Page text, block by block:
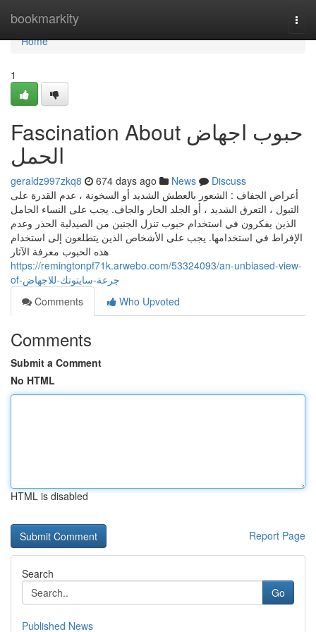
bookmarkity
Home
Home
1
Fascination About حبوب اجهاض
الحمل
geraldz997zkq8 674 days ago News
Discuss
أعراض الجفاف : الشعور بالعطش الشديد أو السخونة ، عدم القدرة على
التبول ، التعرق الشديد ، أو الجلد الحار والجاف. يجب على النساء الحامل
الذين يفكرون في استخدام حبوب تنزل الجنين من الصيدلية الحذر وعدم
الإفراط في استخدامها. يجب على الأشخاص الذين يتطلعون إلى استخدام
هذه الحبوب معرفة الآثار
https://remingtonpf71k.arwebo.com/53324093/an-unbiased-view-
of-جرعة-سايتوتك-للاجهاض
Comments
Who Upvoted
Comments
Submit a Comment
No HTML
HTML is disabled
Report Page
Search
Go
Published News